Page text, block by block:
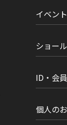
イベン
ショー
ID・会員
個人の